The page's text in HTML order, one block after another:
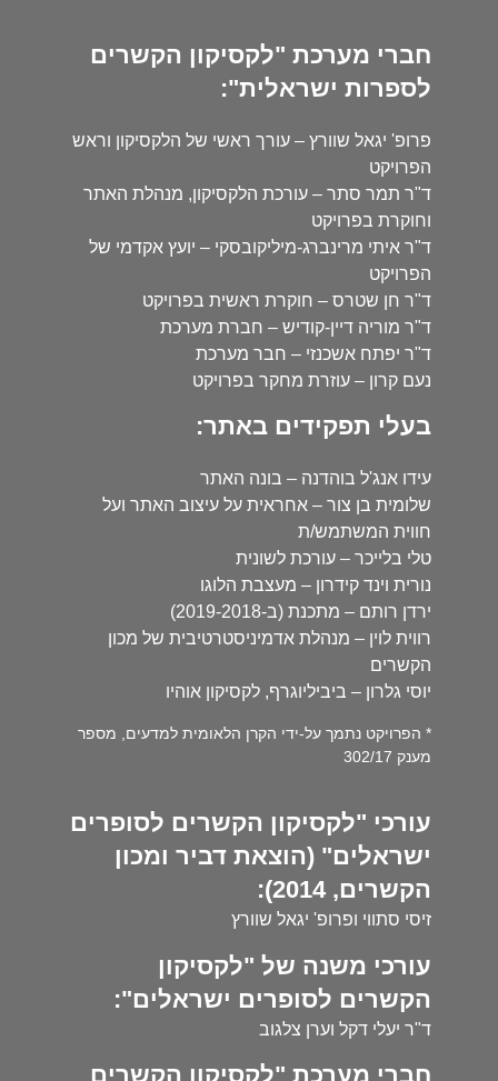
חברי מערכת "לקסיקון הקשרים
לספרות ישראלית":
פרופ' יגאל שוורץ – עורך ראשי של הלקסיקון וראש
הפרויקט
ד"ר תמר סתר – עורכת הלקסיקון, מנהלת האתר
וחוקרת בפרויקט
ד"ר איתי מרינברג-מיליקובסקי – יועץ אקדמי של
הפרויקט
ד"ר חן שטרס – חוקרת ראשית בפרויקט
ד"ר מוריה דיין-קודיש – חברת מערכת
ד"ר יפתח אשכנזי – חבר מערכת
נעם קרון – עוזרת מחקר בפרויקט
בעלי תפקידים באתר:
עידו אנג'ל בוהדנה – בונה האתר
שלומית בן צור – אחראית על עיצוב האתר ועל
חווית המשתמש/ת
טלי בלייכר – עורכת לשונית
נורית וינד קידרון – מעצבת הלוגו
ירדן רותם – מתכנת (ב-2019-2018)
רווית לוין – מנהלת אדמיניסטרטיבית של מכון
הקשרים
יוסי גלרון – ביביליוגרף, לקסיקון אוהיו
* הפרויקט נתמך על-ידי הקרן הלאומית למדעים, מספר
מענק 302/17
עורכי "לקסיקון הקשרים לסופרים
ישראלים" (הוצאת דביר ומכון
הקשרים, 2014):
זיסי סתווי ופרופ' יגאל שוורץ
עורכי משנה של "לקסיקון
הקשרים לסופרים ישראלים":
ד"ר יעלי דקל וערן צלגוב
חברי מערכת "לקסיקון הקשרים